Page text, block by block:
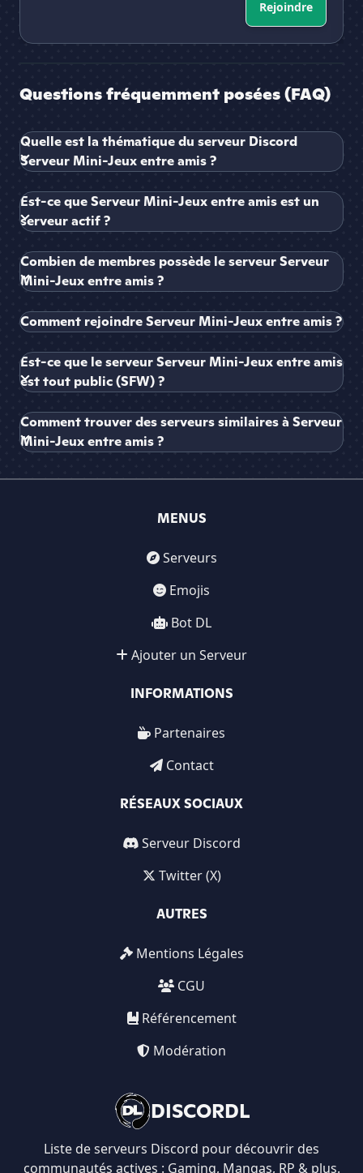
Rejoindre
Questions fréquemment posées (FAQ)
Quelle est la thématique du serveur Discord
Serveur Mini-Jeux entre amis ?
Est-ce que Serveur Mini-Jeux entre amis est un
serveur actif ?
Combien de membres possède le serveur Serveur
Mini-Jeux entre amis ?
Comment rejoindre Serveur Mini-Jeux entre amis ?
Est-ce que le serveur Serveur Mini-Jeux entre amis
est tout public (SFW) ?
Comment trouver des serveurs similaires à Serveur
Mini-Jeux entre amis ?
DISCORDL
Liste de serveurs Discord pour découvrir des
communautés actives : Gaming, Mangas, RP & plus.
MENUS
Serveurs
Emojis
Bot DL
Ajouter un Serveur
INFORMATIONS
Partenaires
Contact
RÉSEAUX SOCIAUX
Serveur Discord
Twitter (X)
AUTRES
Mentions Légales
CGU
Référencement
Modération